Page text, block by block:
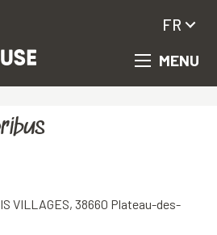
MENU
FR
VILLAGES, 38660 Plateau-des-